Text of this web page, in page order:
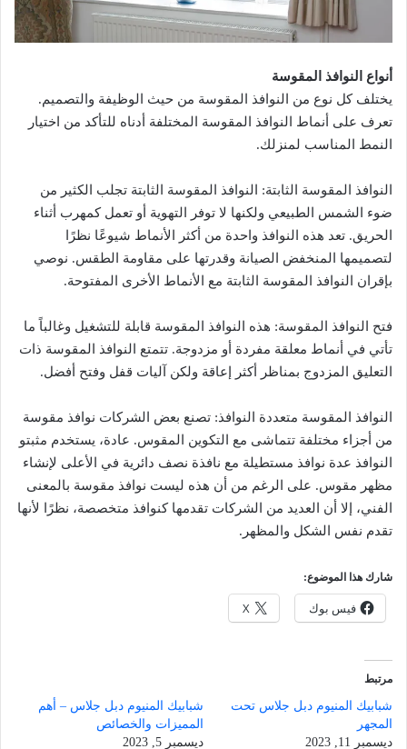
أنواع النوافذ المقوسة
يختلف كل نوع من النوافذ المقوسة من حيث الوظيفة والتصميم.
تعرف على أنماط النوافذ المقوسة المختلفة أدناه للتأكد من اختيار
النمط المناسب لمنزلك.
النوافذ المقوسة الثابتة: النوافذ المقوسة الثابتة تجلب الكثير من
ضوء الشمس الطبيعي ولكنها لا توفر التهوية أو تعمل كمهرب أثناء
الحريق. تعد هذه النوافذ واحدة من أكثر الأنماط شيوعًا نظرًا
لتصميمها المنخفض الصيانة وقدرتها على مقاومة الطقس. نوصي
بإقران النوافذ المقوسة الثابتة مع الأنماط الأخرى المفتوحة.
فتح النوافذ المقوسة: هذه النوافذ المقوسة قابلة للتشغيل وغالباً ما
تأتي في أنماط معلقة مفردة أو مزدوجة. تتمتع النوافذ المقوسة ذات
التعليق المزدوج بمناظر أكثر إعاقة ولكن آليات قفل وفتح أفضل.
النوافذ المقوسة متعددة النوافذ: تصنع بعض الشركات نوافذ مقوسة
من أجزاء مختلفة تتماشى مع التكوين المقوس. عادة، يستخدم مثبتو
النوافذ عدة نوافذ مستطيلة مع نافذة نصف دائرية في الأعلى لإنشاء
مظهر مقوس. على الرغم من أن هذه ليست نوافذ مقوسة بالمعنى
الفني، إلا أن العديد من الشركات تقدمها كنوافذ متخصصة، نظرًا لأنها
تقدم نفس الشكل والمظهر.
شارك هذا الموضوع:
فيس بوك X
مرتبط
شبابيك المنيوم دبل جلاس تحت
المجهر
ديسمبر 11, 2023
شبابيك المنيوم دبل جلاس – أهم
المميزات والخصائص
ديسمبر 5, 2023